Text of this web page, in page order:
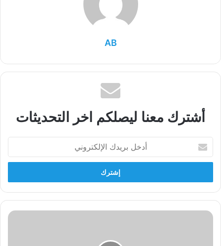
AB
أشترك معنا ليصلكم اخر التحديثات
بريدك
الإلكتروني
الأوضاع